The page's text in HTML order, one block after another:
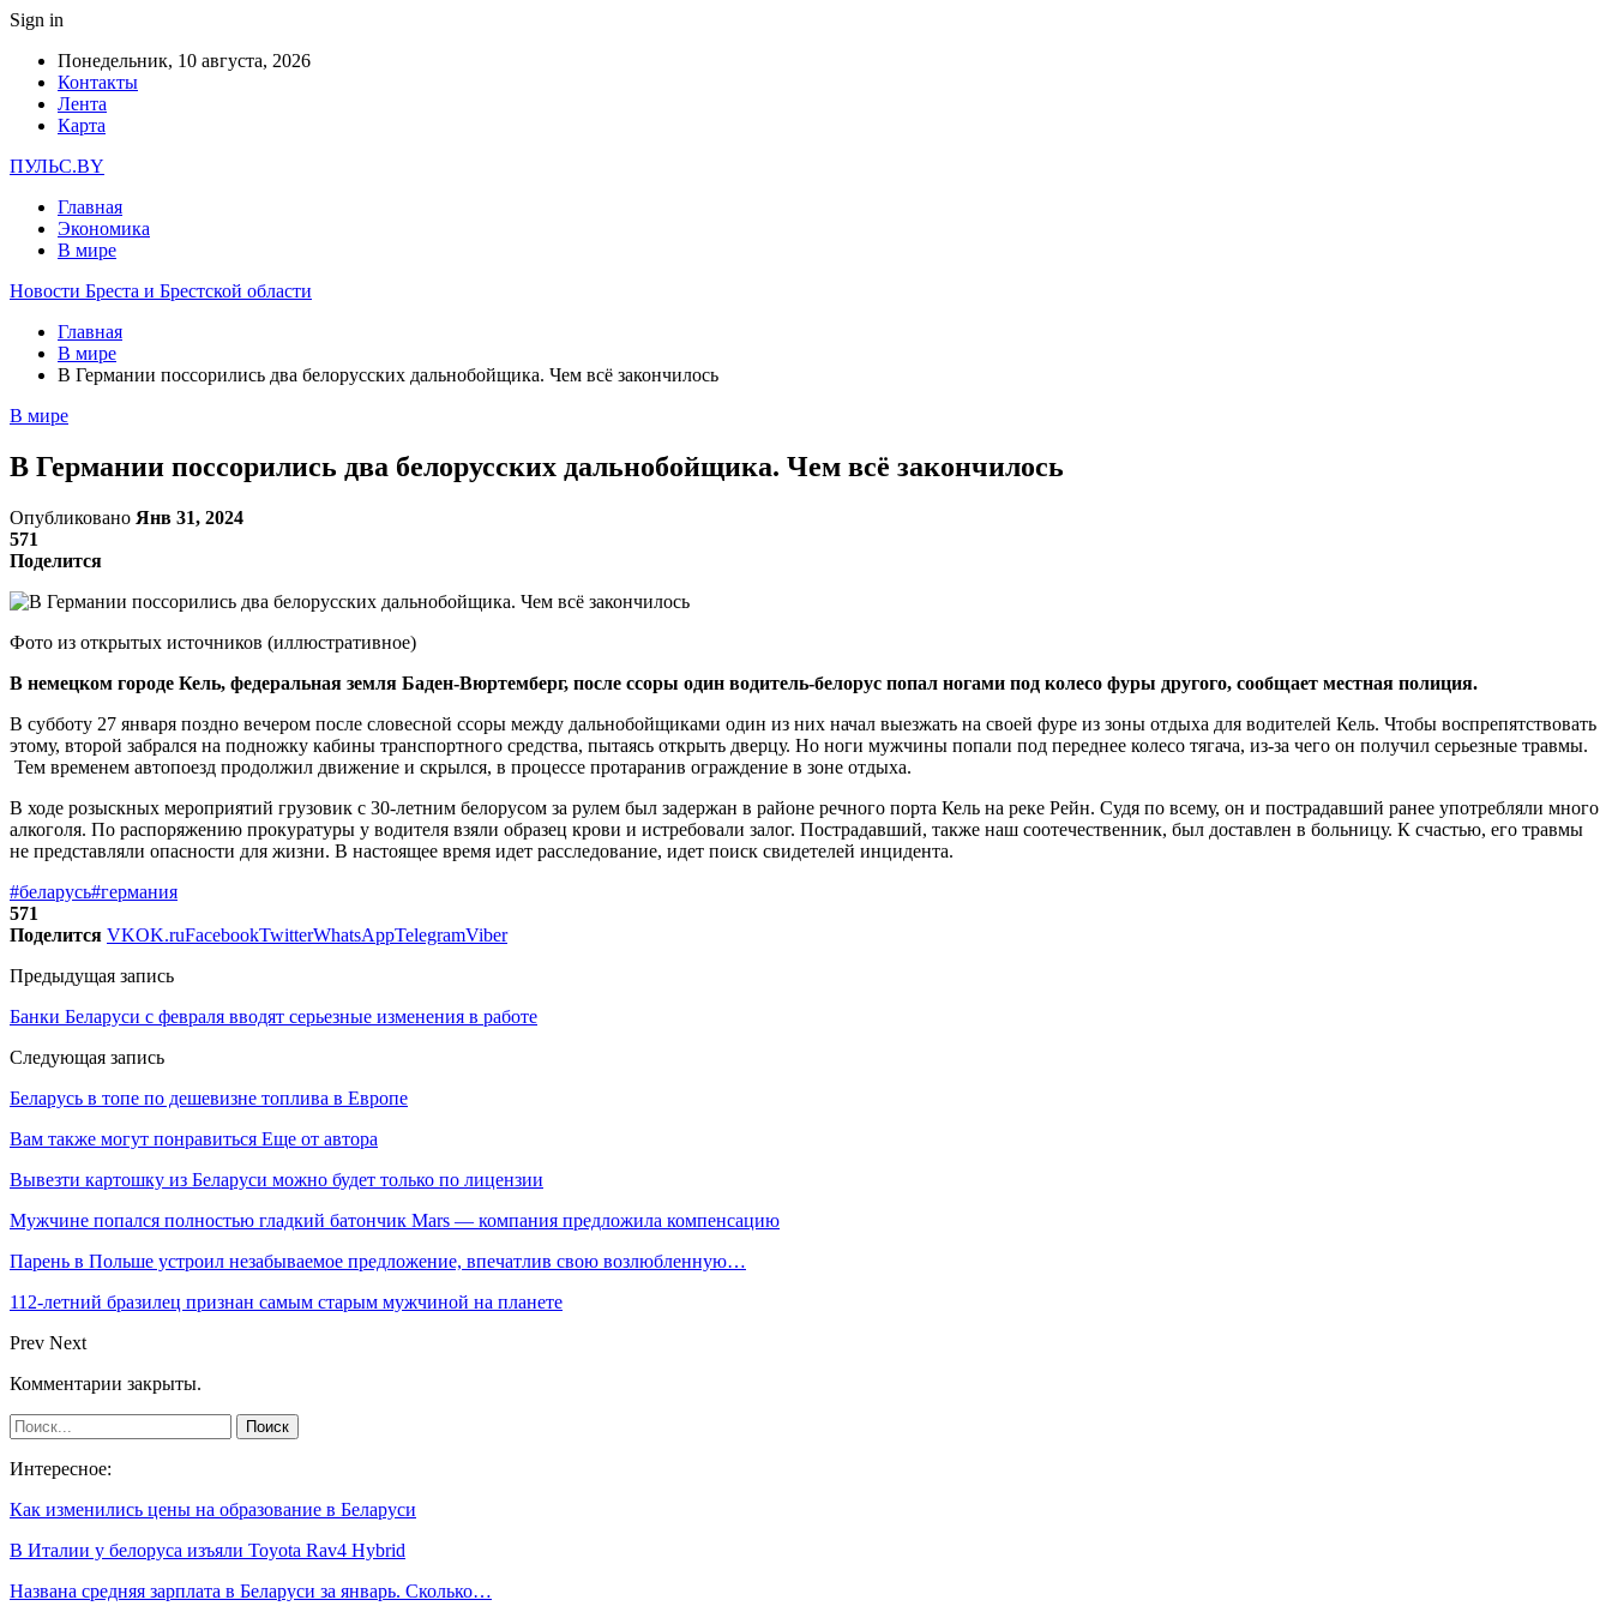
Sign in
Понедельник, 10 августа, 2026
Контакты
Лента
Карта
ПУЛЬС.BY
Главная
Экономика
В мире
Новости Бреста и Брестской области
Главная
В мире
В Германии поссорились два белорусских дальнобойщика. Чем всё закончилось
В мире
В Германии поссорились два белорусских дальнобойщика. Чем всё закончилось
Опубликовано Янв 31, 2024
571
Поделится
Фото из открытых источников (иллюстративное)
В немецком городе Кель, федеральная земля Баден-Вюртемберг, после ссоры один водитель-белорус попал ногами под колесо фуры другого, сообщает местная полиция.
В субботу 27 января поздно вечером после словесной ссоры между дальнобойщиками один из них начал выезжать на своей фуре из зоны отдыха для водителей Кель. Чтобы воспрепятствовать
этому, второй забрался на подножку кабины транспортного средства, пытаясь открыть дверцу. Но ноги мужчины попали под переднее колесо тягача, из-за чего он получил серьезные травмы.
Тем временем автопоезд продолжил движение и скрылся, в процессе протаранив ограждение в зоне отдыха.
В ходе розыскных мероприятий грузовик с 30-летним белорусом за рулем был задержан в районе речного порта Кель на реке Рейн. Судя по всему, он и пострадавший ранее употребляли много
алкоголя. По распоряжению прокуратуры у водителя взяли образец крови и истребовали залог. Пострадавший, также наш соотечественник, был доставлен в больницу. К счастью, его травмы
не представляли опасности для жизни. В настоящее время идет расследование, идет поиск свидетелей инцидента.
#беларусь#германия
571
Поделится VKOK.ruFacebookTwitterWhatsAppTelegramViber
Предыдущая запись
Банки Беларуси с февраля вводят серьезные изменения в работе
Следующая запись
Беларусь в топе по дешевизне топлива в Европе
Вам также могут понравиться Еще от автора
Вывезти картошку из Беларуси можно будет только по лицензии
Мужчине попался полностью гладкий батончик Mars — компания предложила компенсацию
Парень в Польше устроил незабываемое предложение, впечатлив свою возлюбленную…
112-летний бразилец признан самым старым мужчиной на планете
Prev Next
Комментарии закрыты.
Интересное:
Как изменились цены на образование в Беларуси
В Италии у белоруса изъяли Toyota Rav4 Hybrid
Названа средняя зарплата в Беларуси за январь. Сколько…